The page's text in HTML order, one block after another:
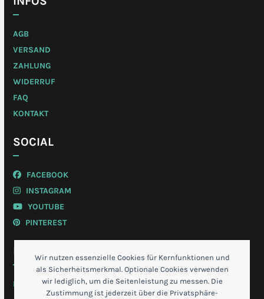
Wir nutzen essenzielle Cookies für Kernfunktionen und
als Sicherheitsmerkmal. Optionale Cookies verwenden
wir lediglich, um die Seitenleistung zu messen. Die
Zustimmung ist jederzeit über die Privatsphäre-
AGB
VERSAND
ZAHLUNG
WIDERRUF
FAQ
KONTAKT
SOCIAL
FACEBOOK
INSTAGRAM
YOUTUBE
PINTEREST
MEIN KONTO
LOGIN